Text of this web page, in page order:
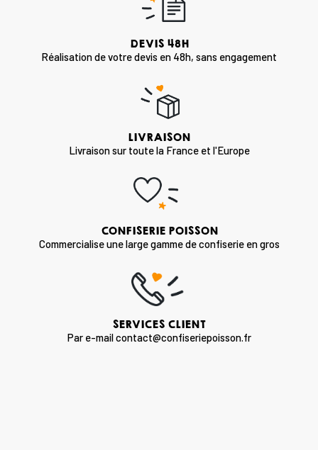
DEVIS 48H
Réalisation de votre devis en 48h, sans engagement
LIVRAISON
Livraison sur toute la France et l'Europe
CONFISERIE POISSON
Commercialise une large gamme de confiserie en gros
SERVICES CLIENT
Par e-mail contact@confiseriepoisson.fr